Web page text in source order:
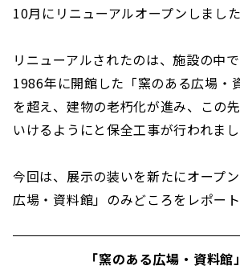
10月にリニューアルオープンしました
リニューアルされたのは、施設の中
1986年に開館した「窯のある広場・
を超え、建物の老朽化が進み、この
いけるようにと保全工事が行われまし
今回は、展示の装いを新たにオープ
広場・資料館」のみどころをレポー
「窯のある広場・資料館